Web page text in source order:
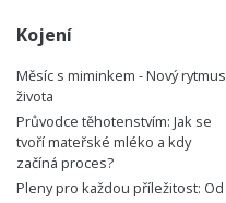
Kojení
Měsíc s miminkem - Nový rytmus
života
Průvodce těhotenstvím: Jak se
tvoří mateřské mléko a kdy
začíná proces?
Pleny pro každou příležitost: Od